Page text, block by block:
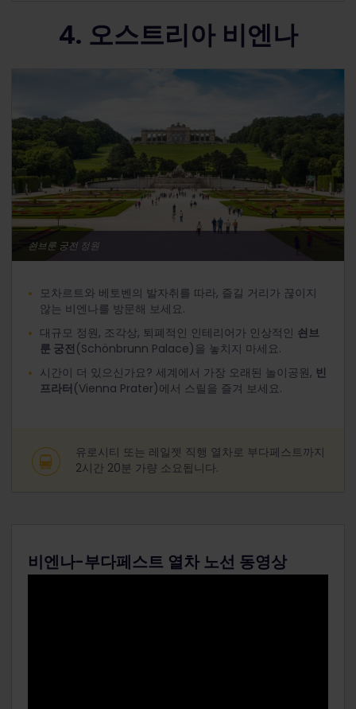
4. 오스트리아 비엔나
쇤브룬 궁전 정원
모차르트와 베토벤의 발자취를 따라, 즐길 거리가 끊이지
않는 비엔나를 방문해 보세요.
대규모 정원, 조각상, 퇴폐적인 인테리어가 인상적인 쇤브
룬 궁전 (Schönbrunn Palace)을 놓치지 마세요.
시간이 더 있으신가요? 세계에서 가장 오래된 놀이공원, 빈
프라터 (Vienna Prater)에서 스릴을 즐겨 보세요.
유로시티 또는 레일젯 직행 열차로 부다페스트까지
2시간 20분 가량 소요됩니다.
비엔나-부다페스트 열차 노선 동영상